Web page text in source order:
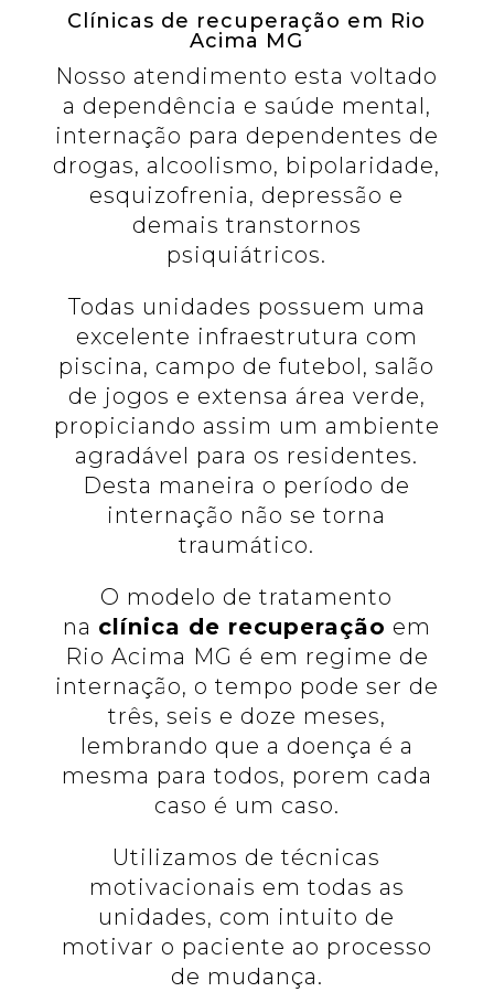
Clínicas de recuperação em Rio
Acima MG
Nosso atendimento esta voltado
a dependência e saúde mental,
internação para dependentes de
drogas, alcoolismo, bipolaridade,
esquizofrenia, depressão e
demais transtornos
psiquiátricos.
Todas unidades possuem uma
excelente infraestrutura com
piscina, campo de futebol, salão
de jogos e extensa área verde,
propiciando assim um ambiente
agradável para os residentes.
Desta maneira o período de
internação não se torna
traumático.
O modelo de tratamento
na clínica de recuperação em
Rio Acima MG é em regime de
internação, o tempo pode ser de
três, seis e doze meses,
lembrando que a doença é a
mesma para todos, porem cada
caso é um caso.
Utilizamos de técnicas
motivacionais em todas as
unidades, com intuito de
motivar o paciente ao processo
de mudança.